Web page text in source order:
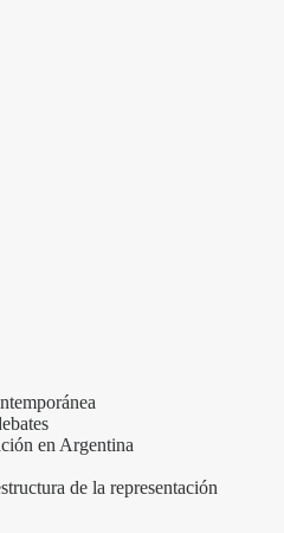
en Argentina
de la representación